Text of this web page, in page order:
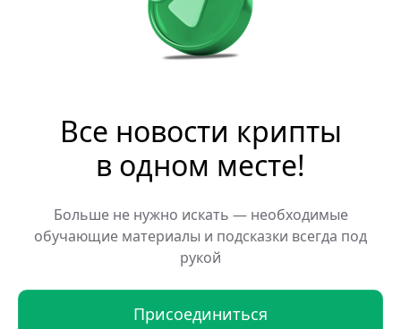
Все новости крипты
в одном месте!
Больше не нужно искать — необходимые
обучающие материалы и подсказки всегда под
рукой
Присоединиться
Фуллер похитил не менее 6,2 миллиона, а 5,5
миллиона направил на пирамидальные
Мем-монета BP на Solana
Криптокит